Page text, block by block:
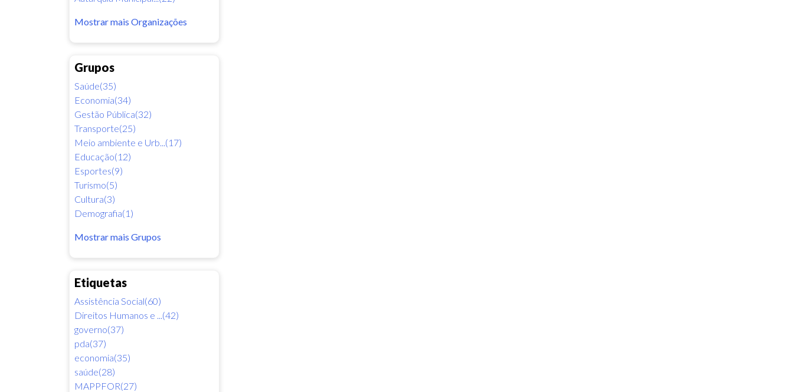
Mostrar mais Organizações
Grupos
Saúde(35)
Economia(34)
Gestão Pública(32)
Transporte(25)
Meio ambiente e Urb...(17)
Educação(12)
Esportes(9)
Turismo(5)
Cultura(3)
Demografia(1)
Mostrar mais Grupos
Etiquetas
Assistência Social(60)
Direitos Humanos e ...(42)
governo(37)
pda(37)
economia(35)
saúde(28)
MAPPFOR(27)